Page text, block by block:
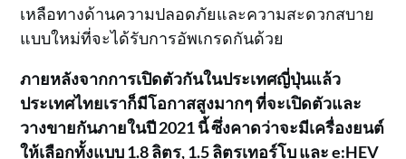
เหลือทางด้านความปลอดภัยและความสะดวกสบาย
แบบใหม่ที่จะได้รับการอัพเกรดกันด้วย
ภายหลังจากการเปิดตัวกันในประเทศญี่ปุ่นแล้ว
ประเทศไทยเราก็มีโอกาสสูงมากๆ ที่จะเปิดตัวและ
วางขายกันภายในปี 2021 นี้ ซึ่งคาดว่าจะมีเครื่องยนต์
ให้เลือกทั้งแบบ 1.8 ลิตร, 1.5 ลิตรเทอร์โบ และ e:HEV